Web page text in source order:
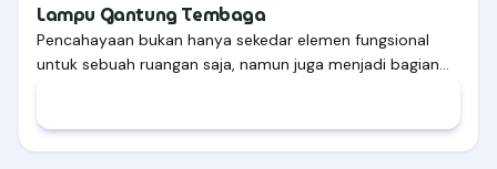
Lampu Gantung Tembaga
Pencahayaan bukan hanya sekedar elemen fungsional
untuk sebuah ruangan saja, namun juga menjadi bagian…